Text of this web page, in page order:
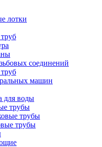
лотки
соединений
машин
для воды
трубы
трубы
трубы